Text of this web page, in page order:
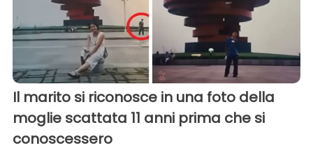
Il marito si riconosce in una foto della
moglie scattata 11 anni prima che si
conoscessero